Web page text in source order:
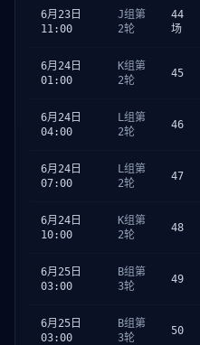
6月23日
11:00
J组第
2轮
44
场
6月24日
01:00
K组第
2轮
45
6月24日
04:00
L组第
2轮
46
6月24日
07:00
L组第
2轮
47
6月24日
10:00
K组第
2轮
48
6月25日
03:00
B组第
3轮
49
6月25日
03:00
B组第
3轮
50